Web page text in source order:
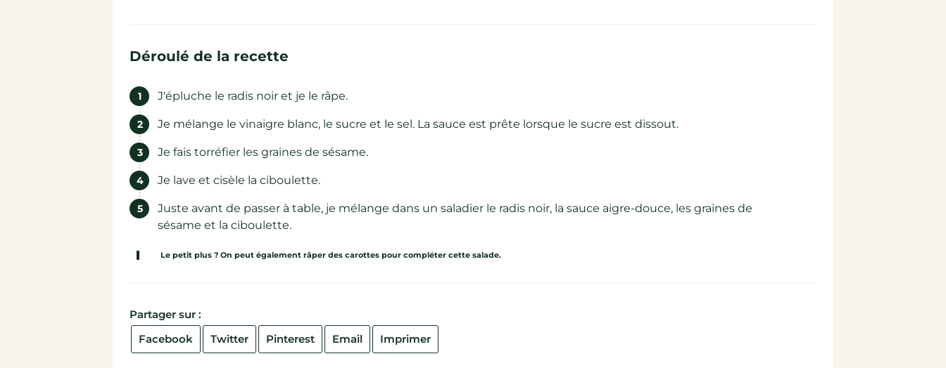
Déroulé de la recette
J'épluche le radis noir et je le râpe.
Je mélange le vinaigre blanc, le sucre et le sel. La sauce est prête lorsque le sucre est dissout.
Je fais torréfier les graines de sésame.
Je lave et cisèle la ciboulette.
Juste avant de passer à table, je mélange dans un saladier le radis noir, la sauce aigre-douce, les graines de
sésame et la ciboulette.
Le petit plus ? On peut également râper des carottes pour compléter cette salade.
Partager sur :
Facebook
Twitter Pinterest Email Imprimer